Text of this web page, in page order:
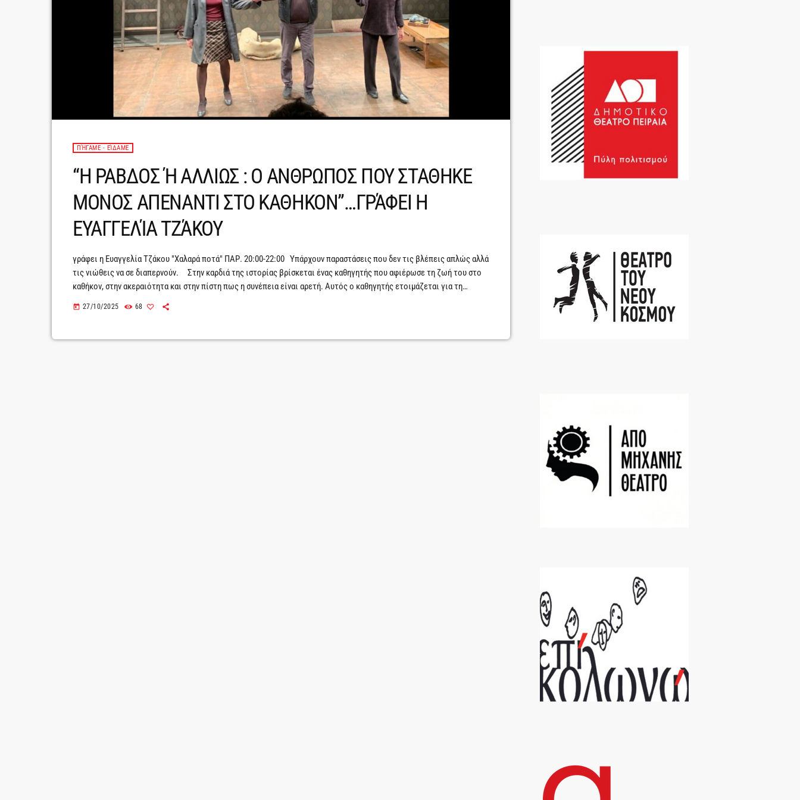
ΠΉΓΑΜΕ - ΕΊΔΑΜΕ
“Η ΡΑΒΔΟΣ Ή ΑΛΛΙΩΣ : Ο ΑΝΘΡΩΠΟΣ ΠΟΥ ΣΤΑΘΗΚΕ
ΜΟΝΟΣ ΑΠΕΝΑΝΤΙ ΣΤΟ ΚΑΘΗΚΟΝ”…ΓΡΆΦΕΙ Η
ΕΥΑΓΓΕΛΊΑ ΤΖΆΚΟΥ
γράφει η Ευαγγελία Τζάκου "Χαλαρά ποτά" ΠΑΡ. 20:00-22:00 Υπάρχουν παραστάσεις που δεν τις βλέπεις απλώς αλλά
τις νιώθεις να σε διαπερνούν. Στην καρδιά της ιστορίας βρίσκεται ένας καθηγητής που αφιέρωσε τη ζωή του στο
καθήκον, στην ακεραιότητα και στην πίστη πως η συνέπεια είναι αρετή. Αυτός ο καθηγητής ετοιμάζεται για τη
today 27/10/2025 68